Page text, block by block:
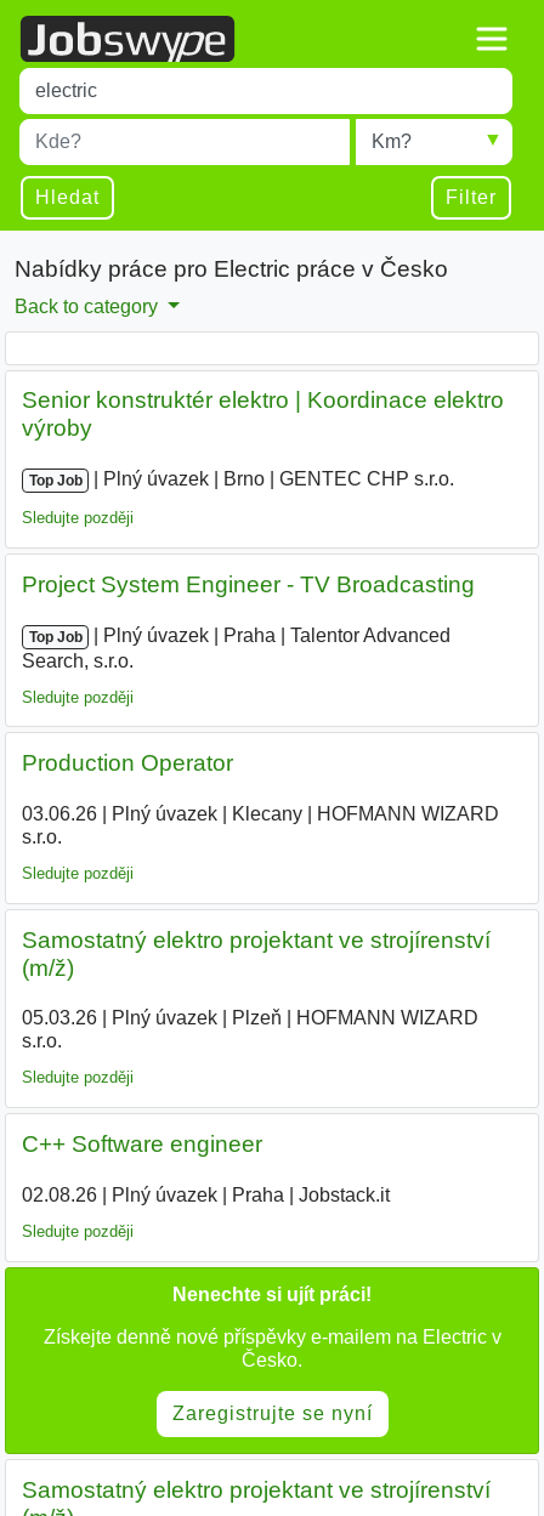
Title
Type 1 or more characters for results.
Místo
Type 1 or more characters for results.
Radius
Hledat Filter
Nabídky práce pro Electric práce v Česko
Back to category
Senior konstruktér elektro | Koordinace elektro
výroby
Top Job Plný úvazek Brno GENTEC CHP s.r.o.
Sledujte později
Project System Engineer - TV Broadcasting
Top Job Plný úvazek Praha
Talentor Advanced
Search, s.r.o.
Sledujte později
Production Operator
03.06.26| Plný úvazek| Klecany|
HOFMANN WIZARD
s.r.o.
Sledujte později
Samostatný elektro projektant ve strojírenství
(m/ž)
05.03.26| Plný úvazek| Plzeň
HOFMANN WIZARD
s.r.o.
Sledujte později
C++ Software engineer
02.08.26| Plný úvazek| Praha Jobstack.it|
Sledujte později
Nenechte si ujít práci!
Získejte denně nové příspěvky e-mailem na Electric v
Česko.
Zaregistrujte se nyní
Samostatný elektro projektant ve strojírenství